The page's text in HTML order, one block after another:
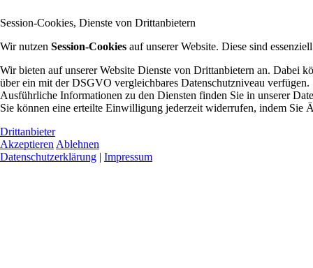
Session-Cookies, Dienste von Drittanbietern
Wir nutzen Session-Cookies auf unserer Website. Diese sind
Wir bieten auf unserer Website Dienste von Drittanbietern an. Dabei
über ein mit der DSGVO vergleichbares Datenschutzniveau verfügen.
Ausführliche Informationen zu den Diensten finden Sie in unserer
Sie können eine erteilte Einwilligung jederzeit widerrufen, indem Sie
Drittanbieter
Akzeptieren Ablehnen
Datenschutzerklärung | Impressum